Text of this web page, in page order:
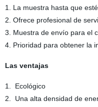
1. La muestra hasta que
2. Ofrece profesional de
3. Muestra de envío para el
4. Prioridad para obtener la
Las ventajas
1. Ecológico
2. Una alta densidad de